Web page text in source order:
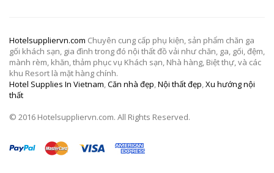
Hotelsuppliervn.com Chuyên cung cấp phụ kiện, sản phẩm chăn ga
gối khách sạn, gia đình trong đó nội thất đồ vải như chăn, ga, gối, đệm,
mành rèm, khăn, thảm phục vụ Khách sạn, Nhà hàng, Biệt thự, và các
khu Resort là mặt hàng chính.
Hotel Supplies In Vietnam,Căn nhà đẹp,Nội thất đẹp,Xu hướng nội
thất
© 2016 Hotelsuppliervn.com. All Rights Reserved.